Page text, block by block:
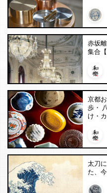
赤坂
集合【
京都
歩・
け・
太刀
た、